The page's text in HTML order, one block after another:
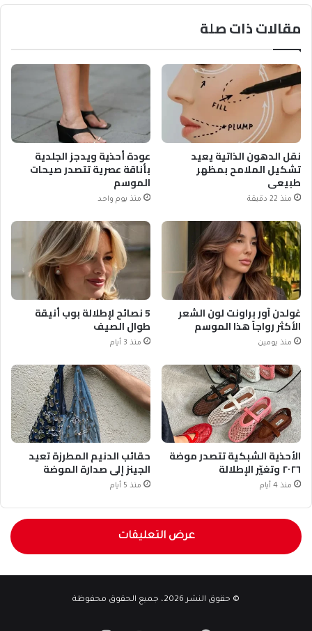
مقالات ذات صلة
نقل الدهون الذاتية يعيد
تشكيل الملامح بمظهر
طبيعي
منذ 22 دقيقة
عودة أحذية ويدجز الجلدية
بأناقة عصرية تتصدر صيحات
الموسم
منذ يوم واحد
غولدن آور براونت لون الشعر
الأكثر رواجاً هذا الموسم
منذ يومين
5 نصائح لإطلالة بوب أنيقة
طوال الصيف
منذ 3 أيام
الأحذية الشبكية تتصدر موضة
٢٠٢٦ وتغيّر الإطلالة
منذ 4 أيام
حقائب الدنيم المطرزة تعيد
الجينز إلى صدارة الموضة
منذ 5 أيام
عرض التعليقات
© حقوق النشر 2026، جميع الحقوق محفوظة